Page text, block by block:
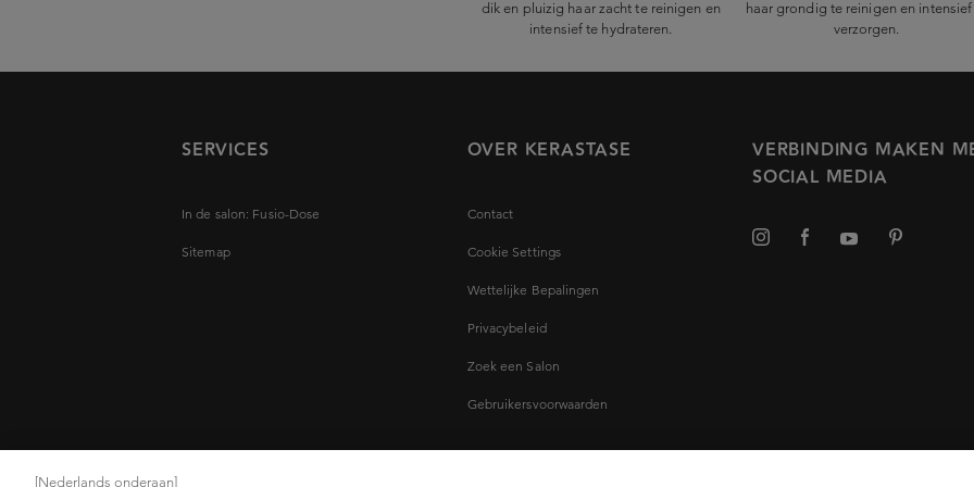
dik en pluizig haar zacht te reinigen en
intensief te hydrateren.
haar grondig te reinigen en
verzorgen.
SERVICES
In de salon: Fusio-Dose
Sitemap
OVER KERASTASE
Contact
Cookie Settings
Wettelijke Bepalingen
Privacybeleid
Zoek een Salon
Gebruikersvoorwaarden
VERBINDING MAKEN
SOCIAL MEDIA
[Nederlands onderaan]